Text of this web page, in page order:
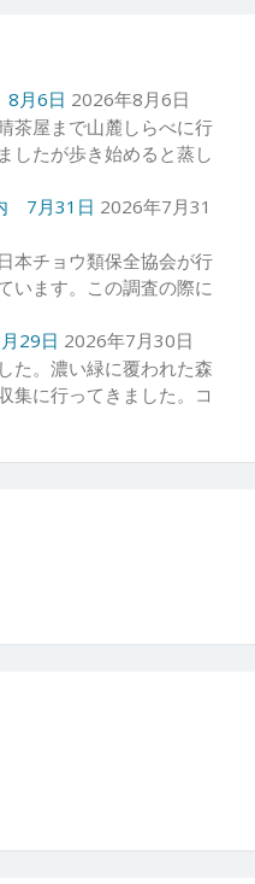
8月6日 2026年8月6日
茶屋まで山麓しらべに行
したが歩き始めると蒸し
7月31日 2026年7月31
本チョウ類保全協会が行
います。この調査の際に
29日 2026年7月30日
た。濃い緑に覆われた森
集に行ってきました。コ